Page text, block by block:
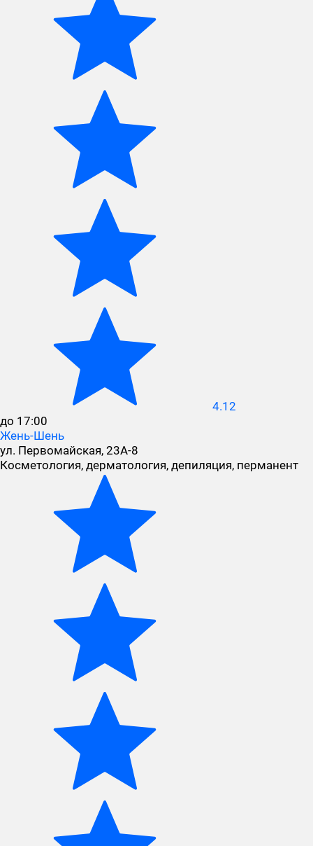
4.12
до 17:00
Жень-Шень
ул. Первомайская, 23А-8
Косметология, дерматология, депиляция, перманент